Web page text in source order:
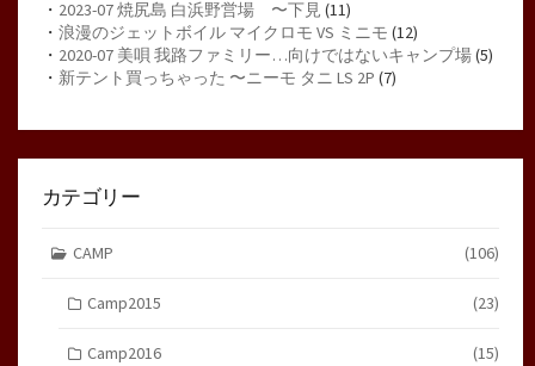
・ 2023-07 焼尻島 白浜野営場 〜下見 (11)
・ 浪漫のジェットボイル マイクロモ VS ミニモ (12)
・ 2020-07 美唄 我路ファミリー…向けではないキャンプ場(5)
・ 新テント買っちゃった 〜ニーモ タニ LS 2P (7)
カテゴリー
CAMP (106)
Camp2015 (23)
Camp2016 (15)